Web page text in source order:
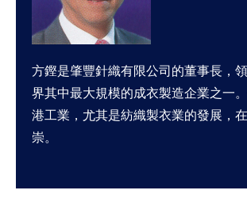
方鏗是肇豐針織有限公司的董事長，
界其中最大規模的成衣製造企業之一
港工業，尤其是紡織製衣業的發展，
崇。